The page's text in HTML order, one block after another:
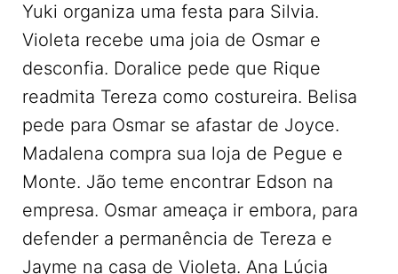
Yuki organiza uma festa para Silvia.
Violeta recebe uma joia de Osmar e
desconfia. Doralice pede que Rique
readmita Tereza como costureira. Belisa
pede para Osmar se afastar de Joyce.
Madalena compra sua loja de Pegue e
Monte. Jão teme encontrar Edson na
empresa. Osmar ameaça ir embora, para
defender a permanência de Tereza e
Jayme na casa de Violeta. Ana Lúcia